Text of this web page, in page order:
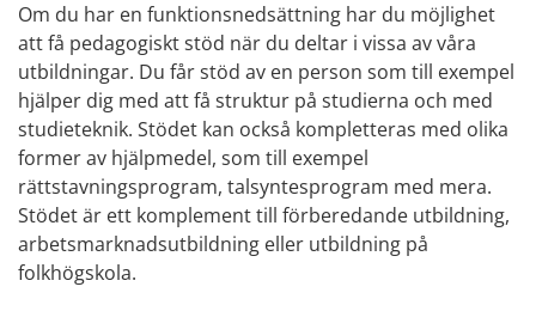
Om du har en funktionsnedsättning har du möjlighet
att få pedagogiskt stöd när du deltar i vissa av våra
utbildningar. Du får stöd av en person som till exempel
hjälper dig med att få struktur på studierna och med
studieteknik. Stödet kan också kompletteras med olika
former av hjälpmedel, som till exempel
rättstavningsprogram, talsyntesprogram med mera.
Stödet är ett komplement till förberedande utbildning,
arbetsmarknadsutbildning eller utbildning på
folkhögskola.